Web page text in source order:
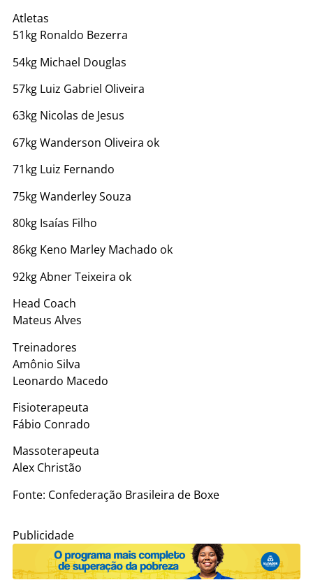
Atletas
51kg Ronaldo Bezerra
54kg Michael Douglas
57kg Luiz Gabriel Oliveira
63kg Nicolas de Jesus
67kg Wanderson Oliveira ok
71kg Luiz Fernando
75kg Wanderley Souza
80kg Isaías Filho
86kg Keno Marley Machado ok
92kg Abner Teixeira ok
Head Coach
Mateus Alves
Treinadores
Amônio Silva
Leonardo Macedo
Fisioterapeuta
Fábio Conrado
Massoterapeuta
Alex Christão
Fonte: Confederação Brasileira de Boxe
Publicidade